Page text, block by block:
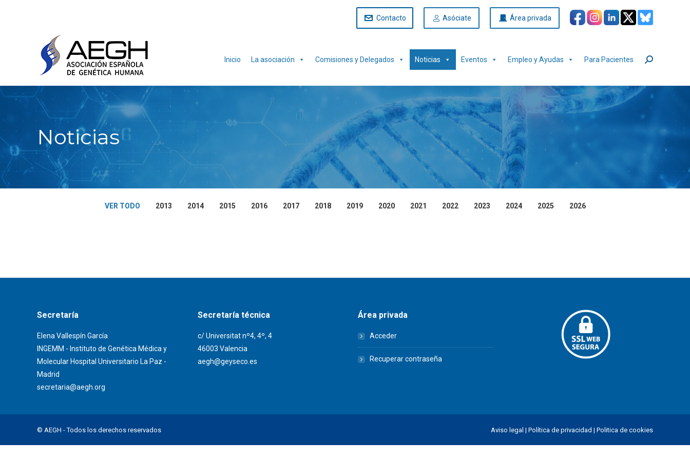
Contacto Asóciate Área privada
Inicio La asociación Comisiones y Delegados Noticias Eventos Empleo y Ayudas Para Pacientes Buscar:
Noticias
VER TODO 2013 2014 2015 2016 2017 2018 2019 2020 2021 2022 2023 2024 2025 2026
Secretaría
Elena Vallespín García
INGEMM - Instituto de Genética Médica y
Molecular Hospital Universitario La Paz -
Madrid
secretaria@aegh.org
Secretaría técnica
c/ Universitat nº4, 4º, 4
46003 Valencia
aegh@geyseco.es
Área privada
Acceder
Recuperar contraseña
© AEGH - Todos los derechos reservados Aviso legal | Política de privacidad | Politica de cookies